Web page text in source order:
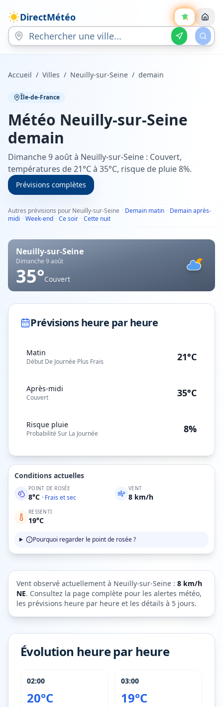
DirectMétéo
Accueil / Villes / Neuilly-sur-Seine / demain
Île-de-France
Météo Neuilly-sur-Seine
demain
Dimanche 9 août à Neuilly-sur-Seine : Couvert,
températures de 21°C à 35°C, risque de pluie 8%.
Prévisions complètes
Autres prévisions pour Neuilly-sur-Seine · Demain matin · Demain après-
midi · Week-end · Ce soir · Cette nuit
Neuilly-sur-Seine
Dimanche 9 août
35°Couvert
Prévisions heure par heure
Matin
Début De Journée Plus Frais 21°C
Après-midi
Couvert 35°C
Risque pluie
Probabilité Sur La Journée 8%
Conditions actuelles
POINT DE ROSÉE
8°C · Frais et sec
VENT
8 km/h
RESSENTI
19°C
Pourquoi regarder le point de rosée ?
Vent observé actuellement à Neuilly-sur-Seine : 8 km/h
NE. Consultez la page complète pour les alertes météo,
les prévisions heure par heure et les détails à 5 jours.
Évolution heure par heure
02:00
20°C
03:00
19°C